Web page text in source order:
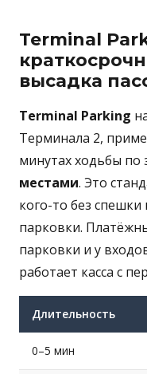
Terminal
высадка
Terminal Parking
Терминала 2,
минутах ходьбы по
местами. Это
кого-то без
парковки.
парковки и у
работает касса с
Длительность
0–5 мин